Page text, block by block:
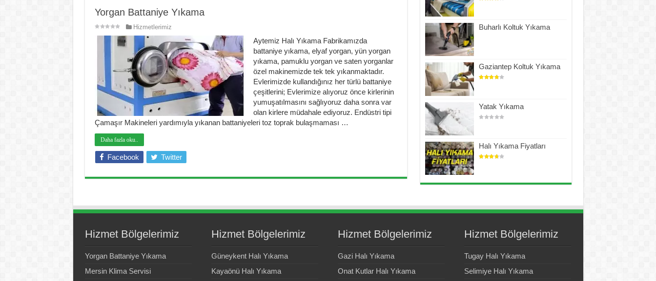
Yorgan Battaniye Yıkama
Hizmetlerimiz
Aytemiz Halı Yıkama Fabrikamızda
battaniye yıkama, elyaf yorgan, yün yorgan
yıkama, pamuklu yorgan ve saten yorganlar
özel makinemizde tek tek yıkanmaktadır.
Evlerimizde kullandığınız her türlü battaniye
çeşitlerini; Evlerimize alıyoruz önce kirlerinin
yumuşatılmasını sağlıyoruz daha sonra var
olan kirlere müdahale ediyoruz. Endüstri tipi
Çamaşır Makineleri yardımıyla yıkanan battaniyeleri toz toprak bulaşmaması …
Daha fazla oku..
Facebook Twitter
Buharlı Koltuk Yıkama
Gaziantep Koltuk Yıkama
Yatak Yıkama
Halı Yıkama Fiyatları
Hizmet Bölgelerimiz
Yorgan Battaniye Yıkama
Mersin Klima Servisi
Hizmet Bölgelerimiz
Güneykent Halı Yıkama
Kayaönü Halı Yıkama
Hizmet Bölgelerimiz
Gazi Halı Yıkama
Onat Kutlar Halı Yıkama
Hizmet Bölgelerimiz
Tugay Halı Yıkama
Selimiye Halı Yıkama